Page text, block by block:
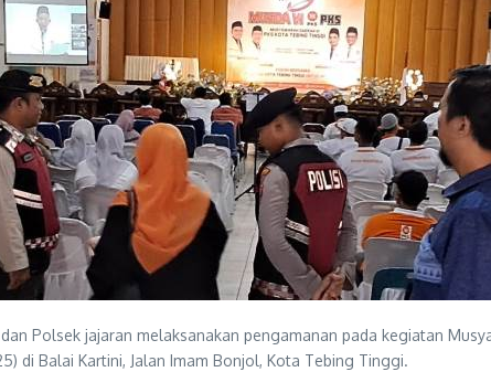
Polsek jajaran melaksanakan pengamanan pada kegiatan
di Balai Kartini, Jalan Imam Bonjol, Kota Tebing Tinggi.